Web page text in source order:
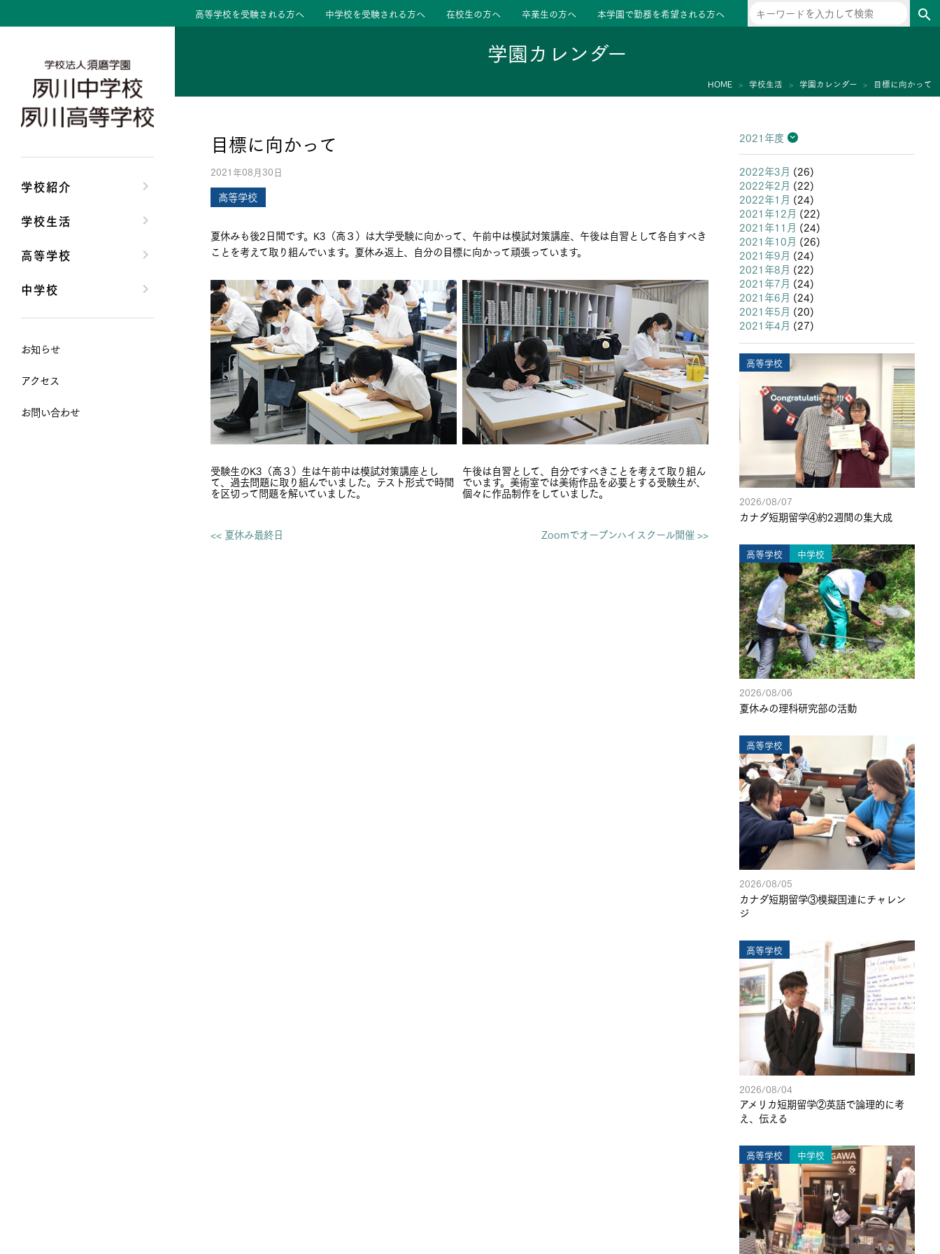
高等学校を受験される方へ 中学校を受験される方へ 在校生の方へ 卒業生の方へ 本学園で勤務を希望される方へ search
学園カレンダー
HOME 学校生活 学園カレンダー 目標に向かって
目標に向かって
2021年08月30日
高等学校
夏休みも後2日間です。K3（高３）は大学受験に向かって、午前中は模試対策講座、午後は自習として各自すべき
ことを考えて取り組んでいます。夏休み返上、自分の目標に向かって頑張っています。
受験生のK3（高３）生は午前中は模試対策講座とし
て、過去問題に取り組んでいました。テスト形式で時間
を区切って問題を解いていました。
午後は自習として、自分ですべきことを考えて取り組ん
でいます。美術室では美術作品を必要とする受験生が、
個々に作品制作をしていました。
<< 夏休み最終日 Zoomでオープンハイスクール開催 >>
2021年度
2026年度
2025年度
2024年度
2023年度
2022年度
2021年度
2020年度
2019年度
2018年度
2017年度
2016年度
2015年度
2014年度
2013年度
2022年3月 (26)
2022年2月 (22)
2022年1月 (24)
2021年12月 (22)
2021年11月 (24)
2021年10月 (26)
2021年9月 (24)
2021年8月 (22)
2021年7月 (24)
2021年6月 (24)
2021年5月 (20)
2021年4月 (27)
高等学校
2026/08/07
カナダ短期留学④約2週間の集大成
高等学校 中学校
2026/08/06
夏休みの理科研究部の活動
高等学校
2026/08/05
カナダ短期留学③模擬国連にチャレン
ジ
高等学校
2026/08/04
アメリカ短期留学②英語で論理的に考
え、伝える
高等学校 中学校
学校紹介
学校生活
高等学校
中学校
お知らせ
アクセス
お問い合わせ
安心して任せられる学校
沿革
大学合格実績
夙川ブログ
制服紹介
高校の教育方針／特色
特進コース／進学コース
先輩たちの声・生徒たちの声
中学校の教育方針／特色
Aコース／Bコース
先輩たちの声・生徒たちの声